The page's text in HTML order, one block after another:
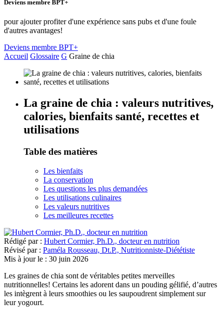
Deviens membre BPT+
pour ajouter profiter d'une expérience sans pubs et d'une foule
d'autres avantages!
Deviens membre BPT+
Accueil Glossaire G Graine de chia
La graine de chia : valeurs nutritives,
calories, bienfaits santé, recettes et
utilisations
Table des matières
Les bienfaits
La conservation
Les questions les plus demandées
Les utilisations culinaires
Les valeurs nutritives
Les meilleures recettes
Rédigé par : Hubert Cormier, Ph.D., docteur en nutrition
Révisé par : Paméla Rousseau, Dt.P., Nutritionniste-Diététiste
Mis à jour le : 30 juin 2026
Les graines de chia sont de véritables petites merveilles
nutritionnelles! Certains les adorent dans un pouding gélifié, d’autres
les intègrent à leurs smoothies ou les saupoudrent simplement sur
leur yogourt.